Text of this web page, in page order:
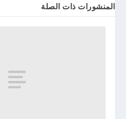
المنشورات ذات الصلة